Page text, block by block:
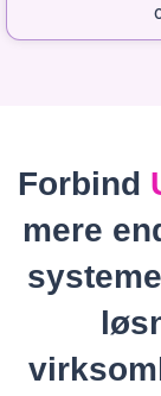
Forbind
mere